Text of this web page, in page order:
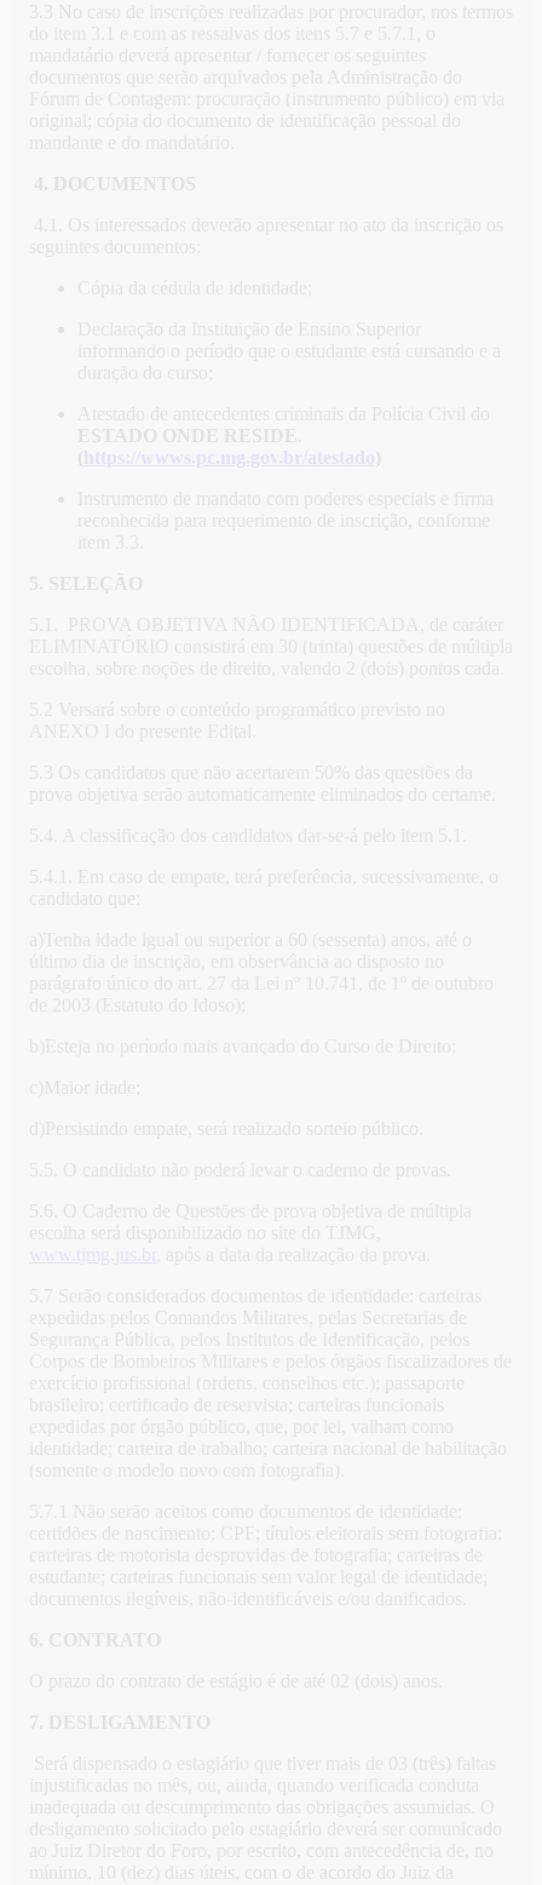
3.3 No caso de inscrições realizadas por procurador, nos termos
do item 3.1 e com as ressalvas dos itens 5.7 e 5.7.1, o
mandatário deverá apresentar / fornecer os seguintes
documentos que serão arquivados pela Administração do
Fórum de Contagem: procuração (instrumento público) em via
original; cópia do documento de identificação pessoal do
mandante e do mandatário.
4. DOCUMENTOS
4.1. Os interessados deverão apresentar no ato da inscrição os
seguintes documentos:
Cópia da cédula de identidade;
Declaração da Instituição de Ensino Superior
informando o período que o estudante está cursando e a
duração do curso;
Atestado de antecedentes criminais da Polícia Civil do
ESTADO ONDE RESIDE
( https://wwws.pc.mg.gov.br/atestado)
Instrumento de mandato com poderes especiais e firma
reconhecida para requerimento de inscrição, conforme
item 3.3.
5. SELEÇÃO
5.1. PROVA OBJETIVA NÃO IDENTIFICADA, de caráter
ELIMINATÓRIO consistirá em 30 (trinta) questões de múltipla
escolha, sobre noções de direito, valendo 2 (dois) pontos cada.
5.2 Versará sobre o conteúdo programático previsto no
ANEXO I do presente Edital.
5.3 Os candidatos que não acertarem 50% das questões da
prova objetiva serão automaticamente eliminados do certame.
5.4. A classificação dos candidatos dar-se-á pelo item 5.1.
5.4.1. Em caso de empate, terá preferência, sucessivamente, o
candidato que:
a)Tenha idade igual ou superior a 60 (sessenta) anos, até o
último dia de inscrição, em observância ao disposto no
parágrafo único do art. 27 da Lei nº 10.741, de 1º de outubro
de 2003 (Estatuto do Idoso);
b)Esteja no período mais avançado do Curso de Direito;
c)Maior idade;
d)Persistindo empate, será realizado sorteio público.
5.5. O candidato não poderá levar o caderno de provas.
5.6. O Caderno de Questões de prova objetiva de múltipla
escolha será disponibilizado no site do TJMG,
www.tjmg.jus.br
, após a data da realização da prova.
5.7 Serão considerados documentos de identidade: carteiras
expedidas pelos Comandos Militares, pelas Secretarias de
Segurança Pública, pelos Institutos de Identificação, pelos
Corpos de Bombeiros Militares e pelos órgãos fiscalizadores de
exercício profissional (ordens, conselhos etc.); passaporte
brasileiro; certificado de reservista; carteiras funcionais
expedidas por órgão público, que, por lei, valham como
identidade; carteira de trabalho; carteira nacional de habilitação
(somente o modelo novo com fotografia).
5.7.1 Não serão aceitos como documentos de identidade:
certidões de nascimento; CPF; títulos eleitorais sem fotografia;
carteiras de motorista desprovidas de fotografia; carteiras de
estudante; carteiras funcionais sem valor legal de identidade;
documentos ilegíveis, não-identificáveis e/ou danificados.
6. CONTRATO
O prazo do contrato de estágio é de até 02 (dois) anos.
7. DESLIGAMENTO
Será dispensado o estagiário que tiver mais de 03 (três) faltas
injustificadas no mês, ou, ainda, quando verificada conduta
inadequada ou descumprimento das obrigações assumidas. O
desligamento solicitado pelo estagiário deverá ser comunicado
ao Juiz Diretor do Foro, por escrito, com antecedência de, no
mínimo, 10 (dez) dias úteis, com o de acordo do Juiz da